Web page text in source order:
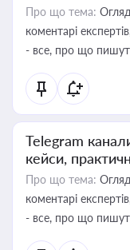
Про що тема:
коментарі
- все, про що
Telegram
кейси,
Про що тема:
коментарі
- все, про що